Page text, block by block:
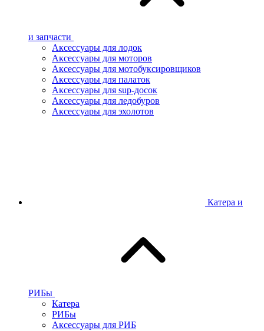
и запчасти
Аксессуары для лодок
Аксессуары для моторов
Аксессуары для мотобуксировщиков
Аксессуары для палаток
Аксессуары для sup-досок
Аксессуары для ледобуров
Аксессуары для эхолотов
Катера и
РИБы
Катера
РИБы
Аксессуары для РИБ